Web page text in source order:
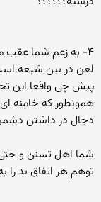
۴- به زعم شما عقب
لعن در بین شیعه
پیش چی واقعا این
همونطور که خامنه
دجال در داشتن
شما اهل تسنن و
توهم هر اتفاق بد را